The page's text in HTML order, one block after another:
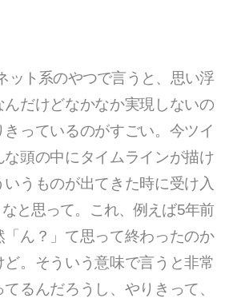
ット系のやつで言うと、思い浮
だけどなかなか実現しないの
っているのがすごい。今ツイ
な頭の中にタイムラインが描け
うものが出てきた時に受け入
と思って。これ、例えば5年前
「ん？」て思って終わったのか
。そういう意味で言うと非常
るんだろうし、やりきって、